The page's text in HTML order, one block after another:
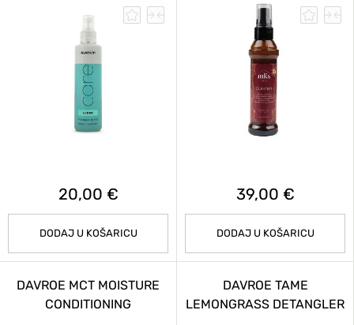
20,00 €
DODAJ U KOŠARICU
39,00 €
DODAJ U KOŠARICU
DAVROE MCT MOISTURE
CONDITIONING
DAVROE TAME
LEMONGRASS DETANGLER